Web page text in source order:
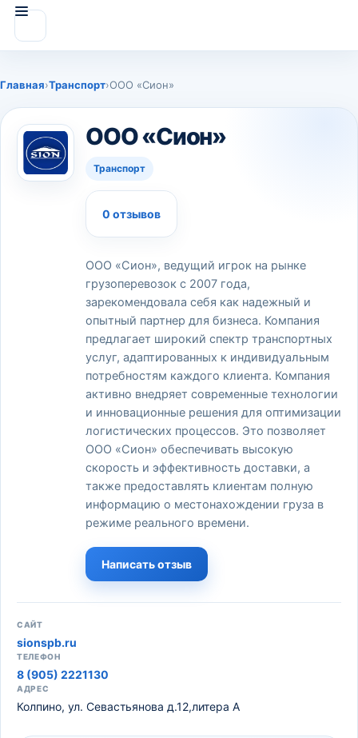
Главная›Транспорт›ООО «Сион»
ООО «Сион»
Транспорт
0 отзывов
ООО «Сион», ведущий игрок на рынке
грузоперевозок с 2007 года,
зарекомендовала себя как надежный и
опытный партнер для бизнеса. Компания
предлагает широкий спектр транспортных
услуг, адаптированных к индивидуальным
потребностям каждого клиента. Компания
активно внедряет современные технологии
и инновационные решения для оптимизации
логистических процессов. Это позволяет
ООО «Сион» обеспечивать высокую
скорость и эффективность доставки, а
также предоставлять клиентам полную
информацию о местонахождении груза в
режиме реального времени.
Написать отзыв
САЙТ
sionspb.ru
ТЕЛЕФОН
8 (905) 2221130
АДРЕС
Колпино, ул. Севастьянова д.12,литера А